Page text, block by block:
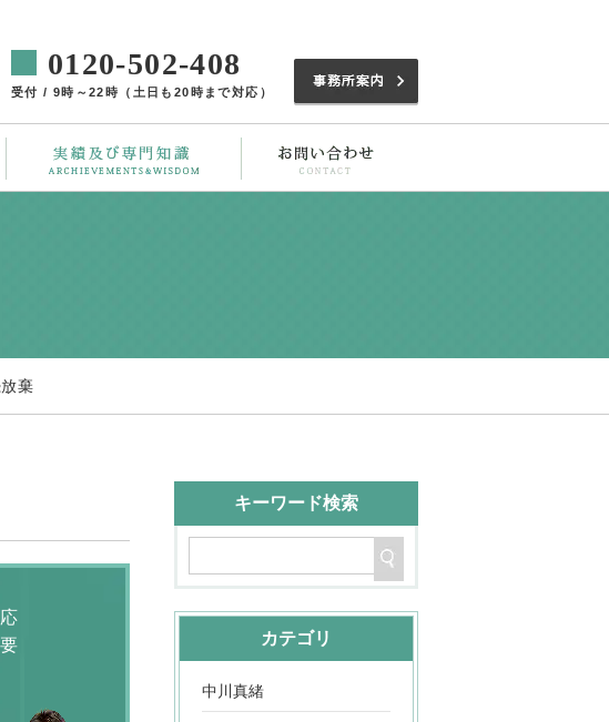
0120-502-408
受付 / 9時～22時（土日も20時まで対応）
棄
キーワード検索
カテゴリ
中川真緒